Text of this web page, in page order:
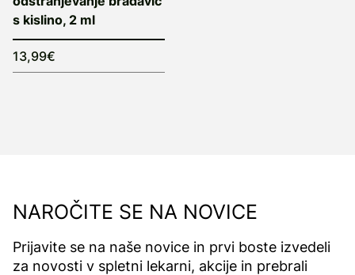
s kislino, 2 ml
13,99€
NAROČITE SE NA NOVICE
Prijavite se na naše novice in prvi boste izvedeli
za novosti v spletni lekarni, akcije in prebrali